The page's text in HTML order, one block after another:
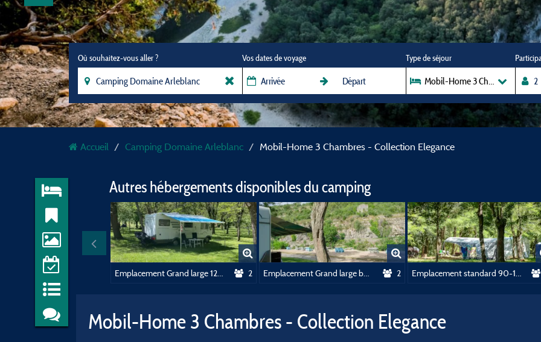
Où souhaitez-vous aller ? Vos dates de voyage Type de séjour
Mobil-Home 3 Chambres -
Accueil Camping Domaine Arleblanc Mobil-Home 3 Chambres - Collection Elegance
Autres hébergements disponibles du camping
Emplacement Grand large 120-150 M2 forfait deux personnes tente ou caravane electricité comprise 2 Emplacement Grand large bord de riviere Forfait 2 personnes voiture electricité 120-150m2 2
Mobil-Home 3 Chambres - Collection Elegance